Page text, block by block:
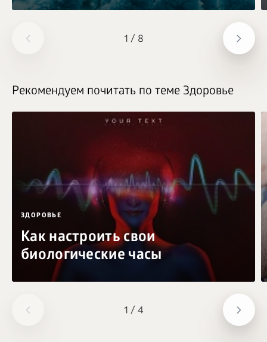
1 / 8
1 / 4
Рекомендуем почитать по теме Здоровье
ЗДОРОВЬЕ
Как настроить свои
биологические часы